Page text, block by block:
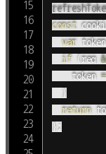
const
var token
if
( req
		token
=
}
return
} ;